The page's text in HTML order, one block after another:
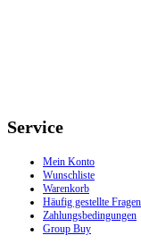
Service
Mein Konto
Wunschliste
Warenkorb
Häufig gestellte Fragen
Zahlungsbedingungen
Group Buy